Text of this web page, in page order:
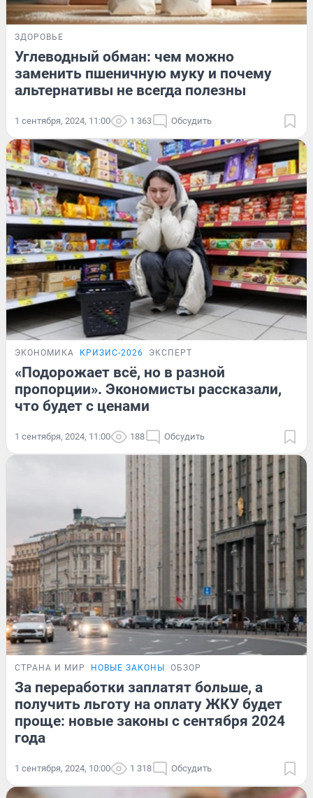
ЗДОРОВЬЕ
Углеводный обман: чем можно
заменить пшеничную муку и почему
альтернативы не всегда полезны
1 сентября, 2024, 11:00 1 363 Обсудить
ЭКОНОМИКА КРИЗИС-2026 ЭКСПЕРТ
«Подорожает всё, но в разной
пропорции». Экономисты рассказали,
что будет с ценами
1 сентября, 2024, 11:00 188 Обсудить
СТРАНА И МИР НОВЫЕ ЗАКОНЫ ОБЗОР
За переработки заплатят больше, а
получить льготу на оплату ЖКУ будет
проще: новые законы с сентября 2024
года
1 сентября, 2024, 10:00 1 318 Обсудить